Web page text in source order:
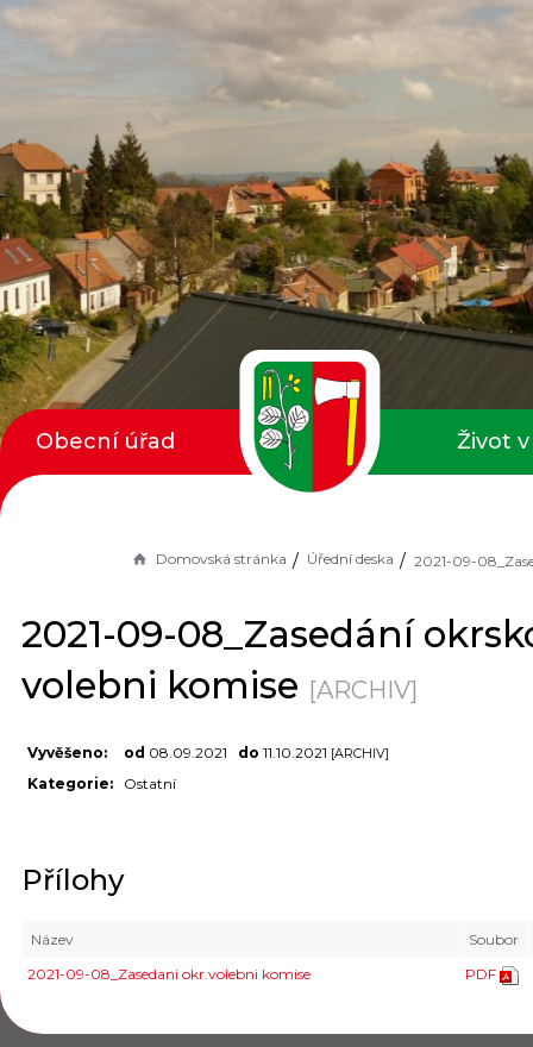
Domovská stránka Úřední deska
2021-09-08_Zasedání
volebni komise [ARCHIV]
Vyvěšeno: od 08.09.2021 do 11.10.2021 [ARCHIV]
Kategorie: Ostatní
Přílohy
Název
Soubor
2021-09-08_Zasedani okr.volebni komise
PDF
Obecní úřad Život